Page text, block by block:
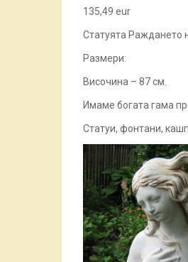
135,49 eur
Статуята Раждането
Размери:
Височина – 87 см.
Имаме богата гама
Статуи, фонтани,